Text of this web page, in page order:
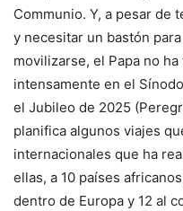
Communio. Y, a pesar de
y necesitar un bastón
movilizarse, el Papa no
intensamente en el
el Jubileo de 2025
planifica algunos viajes
internacionales que ha
ellas, a 10 países
dentro de Europa y 12 al